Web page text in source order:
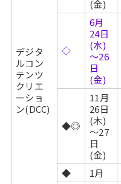
デジタ
ルコン
テンツ
クリエ
ーショ
ン(DCC)
(金)
◇
6月
24日
(水)
～26
日
(金)
◆◎
11月
26日
(木)
～27
日
(金)
◆ 1月